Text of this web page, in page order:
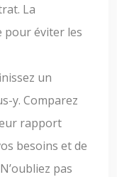
La
pour éviter les
un
y. Comparez
rapport
besoins et de
pas